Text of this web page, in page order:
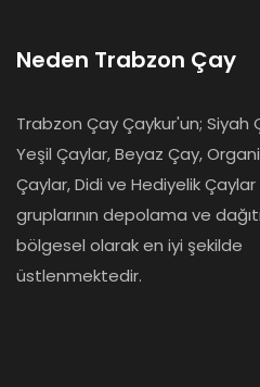
Neden Trabzon Çay
Trabzon Çay Çaykur'un; Siyah
Yeşil Çaylar, Beyaz Çay,
Çaylar, Didi ve Hediyelik Çaylar
gruplarının depolama ve
bölgesel olarak en iyi şekilde
üstlenmektedir.